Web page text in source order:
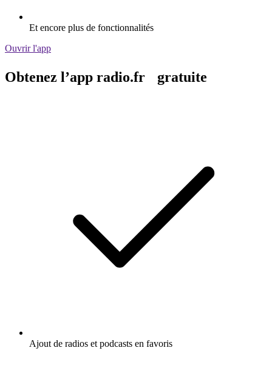
Et encore plus de fonctionnalités
Ouvrir l'app
Obtenez l’app radio.fr gratuite
Ajout de radios et podcasts en favoris